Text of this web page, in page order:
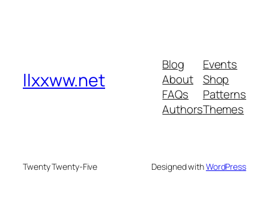
llxxww.net
Blog
About
FAQs
Authors
Events
Shop
Patterns
Themes
Twenty Twenty-Five Designed withWordPress